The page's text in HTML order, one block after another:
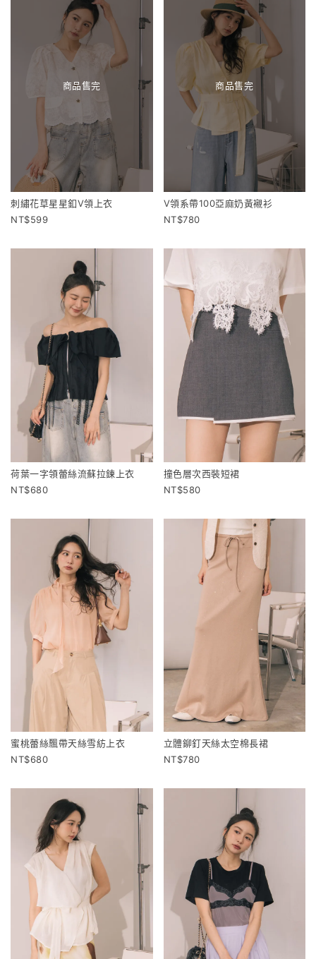
商品售完
刺繡花草星星釦V領上衣
599
商品售完
V領系帶100亞麻奶黃襯衫
780
荷葉一字領蕾絲流蘇拉鍊上衣
680
撞色層次西裝短裙
580
蜜桃蕾絲飄帶天絲雪紡上衣
680
立體鉚釘天絲太空棉長裙
780